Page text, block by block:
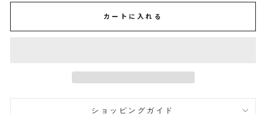
カートに入れる
ショッピングガイド